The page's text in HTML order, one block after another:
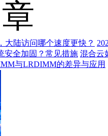
大陆访问哪个速度更快？
安全加固？常见措施 混合云
与LRDIMM的差异与应用